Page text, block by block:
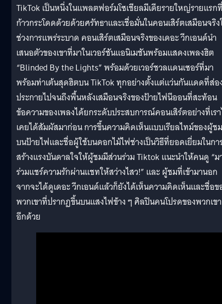
TikTok เป็นหนึ่งในแพลตฟอร์มโซเชียลมีเดียรายใหญ่รายแรก
ก้าวกระโดดด้วยด้วยศรัทธาและเชื่อมั่นในคอนเสิร์ตเสมือนจริ
ช่วงการแพร่ระบาด คอนเสิร์ตเสมือนจริงของเดอะ วีกเอนด์นำ
เสนอตัวของเขาที่มาในเวอร์ชันแอนิเมชันพร้อมแสดงเพลงฮิต
“Blinded By the Lights” พร้อมด้วยเวอร์ชวลแดนเซอร์ที่มา
พร้อมท่าเต้นสุดฮิตบน TikTok ทุกอย่างตั้งแต่แว่นกันแดดที่ส่อ
ประกายไปจนถึงพื้นหลังเสมือนจริงของป้ายไฟนีออนที่สะท้อน
ข้อความของเพลงได้ยกระดับประสบการณ์คอนเสิร์ตอย่างที่เร
เคยได้สัมผัสมาก่อน การขึ้นความคิดเห็นแบบเรียลไทม์ของผู้ชม
บนป้ายไฟและชื่อผู้ใช้บนดอกไม้ไฟช่างเป็นวิธีที่ยอดเยี่ยมในกา
สร้างแรงบันดาลใจให้ผู้ชมมีส่วนร่วม Tiktok แนะนำให้คนดู “ม
ร่วมแชร์ความรักผ่านแชทให้สว่างไสว!” และ ผู้ชมที่เข้ามานอก
จากจะได้ดูเดอะ วีกเอนด์แล้วก็ยังได้เห็นความคิดเห็นและชื่อข
พวกเขาที่ปรากฏขึ้นบนแสงไฟข้าง ๆ ศิลปินคนโปรดของพวกเขา
อีกด้วย